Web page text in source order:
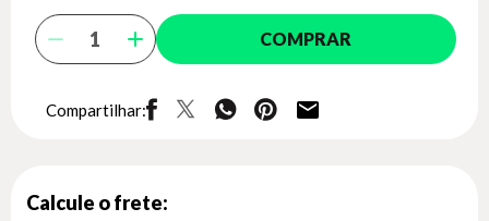
COMPRAR
Compartilhar:
Calcule o frete: